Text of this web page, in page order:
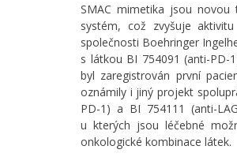
SMAC mimetika jsou
systém, což zvyšuje
společnosti Boehringer
s látkou BI 754091 (anti-
byl zaregistrován první
oznámily i jiný projekt
PD-1) a BI 754111 (anti-
u kterých jsou léčebné
onkologické kombinace látek.